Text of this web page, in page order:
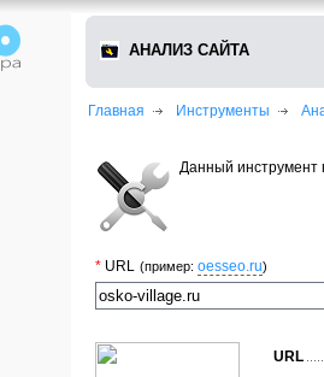
АНАЛИЗ САЙТА
Главная Инструменты
Данный инструмент
* URL (пример: oesseo.ru)
URL